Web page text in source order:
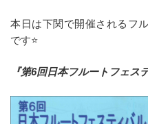
本日は下関で開催されるフ
です⭐
『第6回日本フルートフェス